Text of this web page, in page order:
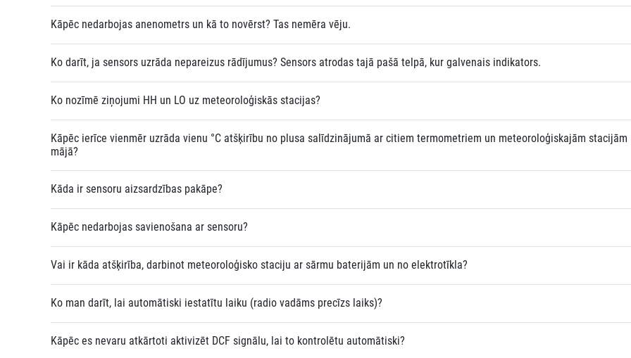
Kāpēc nedarbojas anenometrs un kā to novērst? Tas nemēra vēju.
Ko darīt, ja sensors uzrāda nepareizus rādījumus? Sensors atrodas tajā pašā telpā, kur galvenais indikators.
Ko nozīmē ziņojumi HH un LO uz meteoroloģiskās stacijas?
Kāpēc ierīce vienmēr uzrāda vienu °C atšķirību no plusa salīdzinājumā ar citiem termometriem un meteoroloģiskajām stacijām
mājā?
Kāda ir sensoru aizsardzības pakāpe?
Kāpēc nedarbojas savienošana ar sensoru?
Vai ir kāda atšķirība, darbinot meteoroloģisko staciju ar sārmu baterijām un no elektrotīkla?
Ko man darīt, lai automātiski iestatītu laiku (radio vadāms precīzs laiks)?
Kāpēc es nevaru atkārtoti aktivizēt DCF signālu, lai to kontrolētu automātiski?